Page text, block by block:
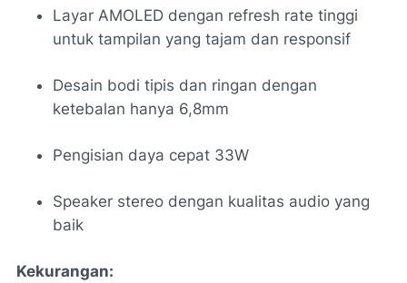
Layar AMOLED dengan refresh rate tinggi
untuk tampilan yang tajam dan responsif
Desain bodi tipis dan ringan dengan
ketebalan hanya 6,8mm
Pengisian daya cepat 33W
Speaker stereo dengan kualitas audio yang
baik
Kekurangan: